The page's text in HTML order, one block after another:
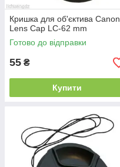
Кришка для об'єктива Canon
Lens Cap LC-62 mm
Готово до відправки
55 ₴
Купити